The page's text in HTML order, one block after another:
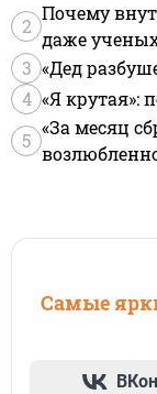
2
Почему
даже
3 «Дед
4 «Я крутая»:
5
«За месяц
Самые